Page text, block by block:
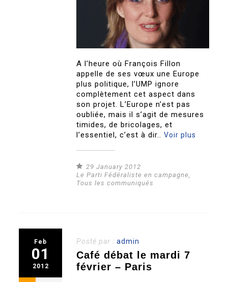
A l’heure où François Fillon
appelle de ses vœux une Europe
plus politique, l’UMP ignore
complètement cet aspect dans
son projet. L’Europe n’est pas
oubliée, mais il s’agit de mesures
timides, de bricolages, et
l’essentiel, c’est à dir..Voir plus
29 January 2012
Le Parti Fédéraliste en campagne,
Tous les communiqués
Feb
01
2012
Posté par :admin
Café débat le mardi 7
février – Paris